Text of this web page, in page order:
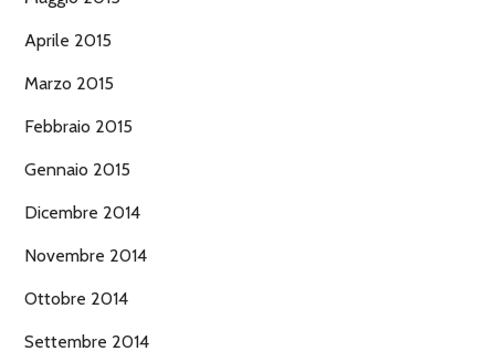
Aprile 2015
Marzo 2015
Febbraio 2015
Gennaio 2015
Dicembre 2014
Novembre 2014
Ottobre 2014
Settembre 2014